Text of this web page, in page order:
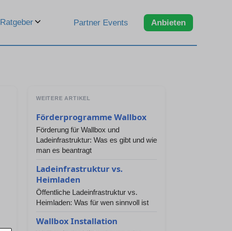
Ratgeber Partner Events Anbieten
WEITERE ARTIKEL
Förderprogramme Wallbox
Förderung für Wallbox und
Ladeinfrastruktur: Was es gibt und wie
man es beantragt
Ladeinfrastruktur vs.
Heimladen
Öffentliche Ladeinfrastruktur vs.
Heimladen: Was für wen sinnvoll ist
Wallbox Installation